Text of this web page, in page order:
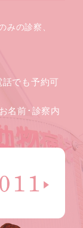
の診察、
でも予約可
名前･診察内